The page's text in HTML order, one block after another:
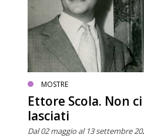
MOSTRE
Ettore Scola. Non
lasciati
Dal 02 maggio al 13 settembre